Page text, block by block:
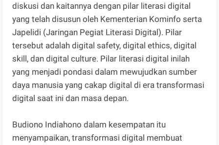
diskusi dan kaitannya dengan pilar literasi digital
yang telah disusun oleh Kementerian Kominfo serta
Japelidi (Jaringan Pegiat Literasi Digital). Pilar
tersebut adalah digital safety, digital ethics, digital
skill, dan digital culture. Pilar literasi digital inilah
yang menjadi pondasi dalam mewujudkan sumber
daya manusia yang cakap digital di era transformasi
digital saat ini dan masa depan.
Budiono Indiahono dalam kesempatan itu
menyampaikan, transformasi digital membuat